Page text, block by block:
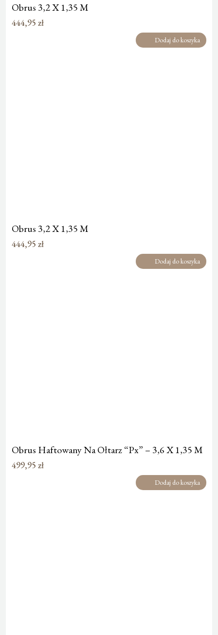
Obrus 3,2 X 1,35 M
444,95 zł
Dodaj do koszyka
Obrus 3,2 X 1,35 M
444,95 zł
Dodaj do koszyka
Obrus Haftowany Na Ołtarz “Px” – 3,6 X 1,35 M
499,95 zł
Dodaj do koszyka